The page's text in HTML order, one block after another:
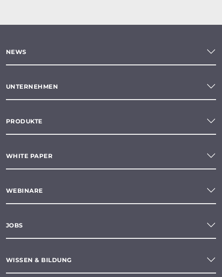
NEWS
UNTERNEHMEN
PRODUKTE
WHITE PAPER
WEBINARE
JOBS
WISSEN & BILDUNG